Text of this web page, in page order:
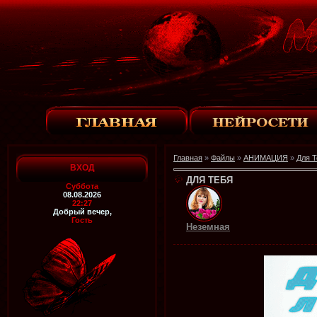
ВХОД
Суббота
08.08.2026
22:27
Добрый вечер,
Гость
Главная » Файлы » АНИМАЦИЯ » Для
ДЛЯ ТЕБЯ
Неземная